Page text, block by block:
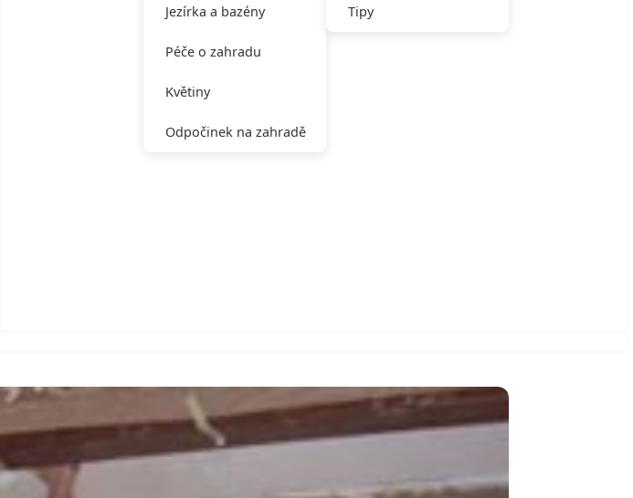
Jezírka a bazény
Péče o zahradu
Květiny
Odpočinek na zahradě
Tipy